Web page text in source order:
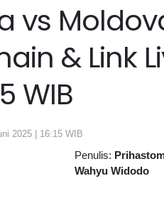
vs
& Link
WIB
2025 | 16:15 WIB
Penulis:
Wahyu Widodo